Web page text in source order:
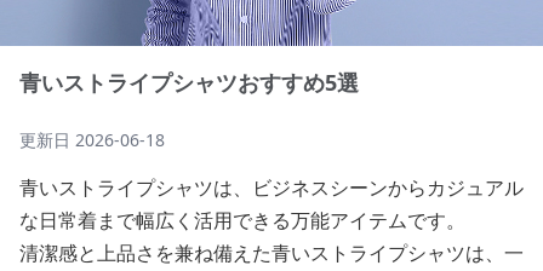
青いストライプシャツおすすめ5選
更新日 2026-06-18
青いストライプシャツは、ビジネスシーンからカジュアル
な日常着まで幅広く活用できる万能アイテムです。
清潔感と上品さを兼ね備えた青いストライプシャツは、一